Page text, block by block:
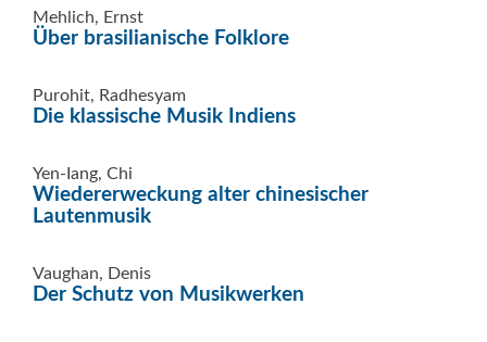
Mehlich, Ernst
Über brasilianische Folklore
Purohit, Radhesyam
Die klassische Musik Indiens
Yen-Iang, Chi
Wiedererweckung alter chinesischer
Lautenmusik
Vaughan, Denis
Der Schutz von Musikwerken